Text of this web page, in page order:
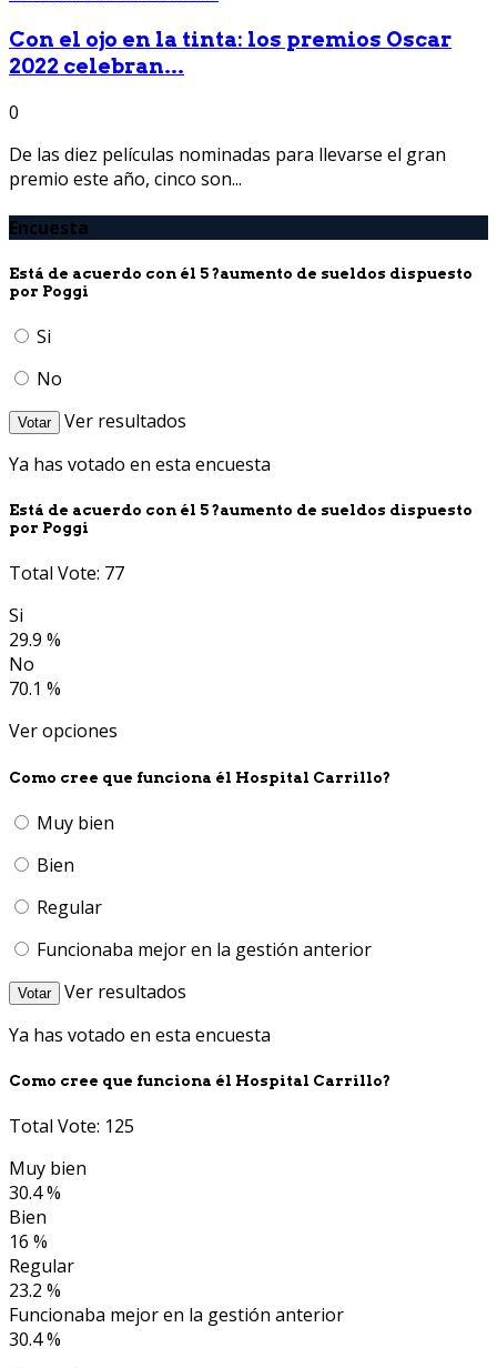
Con el ojo en la tinta: los premios Oscar
2022 celebran...
0
De las diez películas nominadas para llevarse el gran
premio este año, cinco son...
Encuesta
Está de acuerdo con él 5 ?aumento de sueldos dispuesto
por Poggi
Si
No
Votar
Ver resultados
Ya has votado en esta encuesta
Está de acuerdo con él 5 ?aumento de sueldos dispuesto
por Poggi
Total Vote: 77
Si
29.9 %
No
70.1 %
Ver opciones
Como cree que funciona él Hospital Carrillo?
Muy bien
Bien
Regular
Funcionaba mejor en la gestión anterior
Votar
Ver resultados
Ya has votado en esta encuesta
Como cree que funciona él Hospital Carrillo?
Total Vote: 125
Muy bien
30.4 %
Bien
16 %
Regular
23.2 %
Funcionaba mejor en la gestión anterior
30.4 %